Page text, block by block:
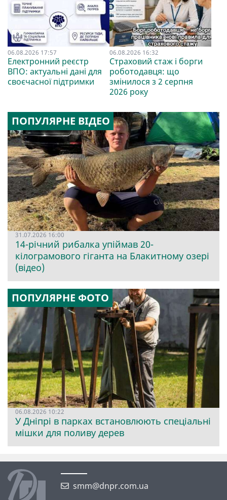
06.08.2026 17:57
Електронний реєстр
ВПО: актуальні дані для
своєчасної підтримки
06.08.2026 16:32
Страховий стаж і борги
роботодавця: що
змінилося з 2 серпня
2026 року
ПОПУЛЯРНЕ ВІДЕО
31.07.2026 16:00
14-річний рибалка упіймав 20-
кілограмового гіганта на Блакитному озері
(відео)
ПОПУЛЯРНЕ ФОТО
06.08.2026 10:22
У Дніпрі в парках встановлюють спеціальні
мішки для поливу дерев
smm@dnpr.com.ua